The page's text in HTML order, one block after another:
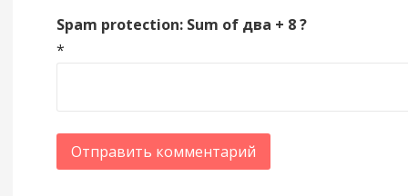
Spam protection: Sum of два + 8 ?
*